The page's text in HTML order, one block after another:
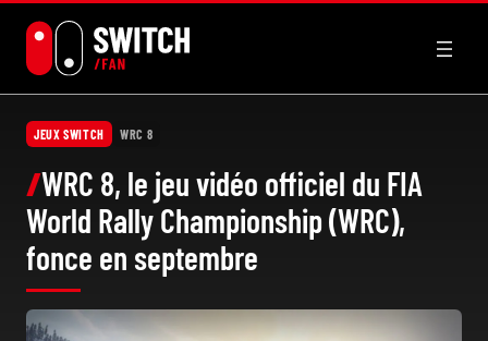
contenu
JEUX SWITCH WRC 8
WRC 8, le jeu vidéo officiel du FIA
World Rally Championship (WRC),
fonce en septembre